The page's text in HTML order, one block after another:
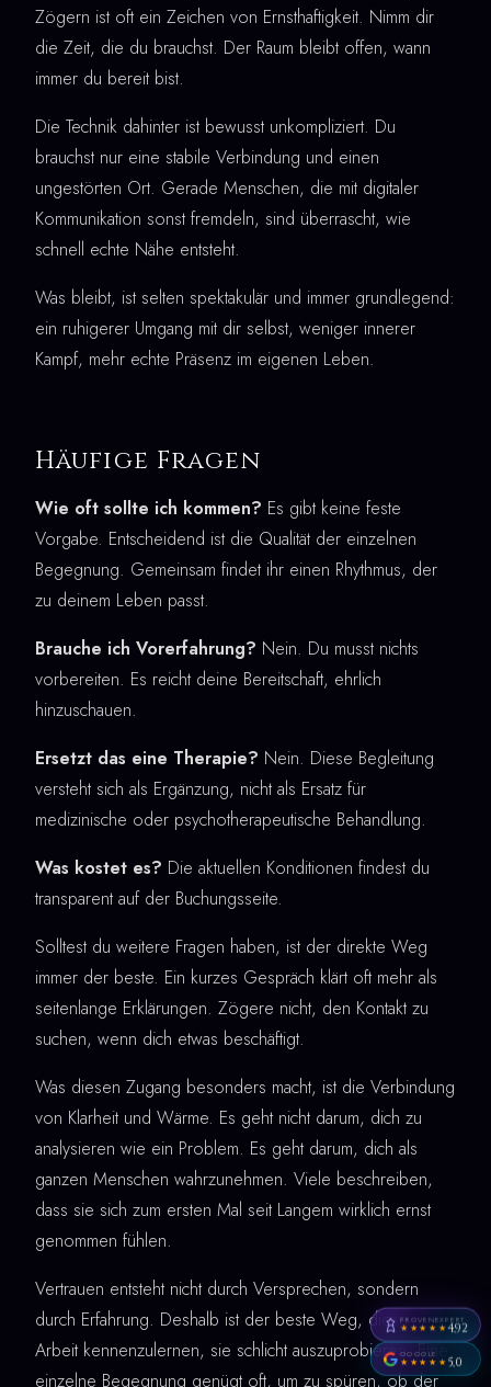
Zögern ist oft ein Zeichen von Ernsthaftigkeit. Nimm dir
die Zeit, die du brauchst. Der Raum bleibt offen, wann
immer du bereit bist.
Die Technik dahinter ist bewusst unkompliziert. Du
brauchst nur eine stabile Verbindung und einen
ungestörten Ort. Gerade Menschen, die mit digitaler
Kommunikation sonst fremdeln, sind überrascht, wie
schnell echte Nähe entsteht.
Was bleibt, ist selten spektakulär und immer grundlegend:
ein ruhigerer Umgang mit dir selbst, weniger innerer
Kampf, mehr echte Präsenz im eigenen Leben.
Häufige Fragen
Wie oft sollte ich kommen? Es gibt keine feste
Vorgabe. Entscheidend ist die Qualität der einzelnen
Begegnung. Gemeinsam findet ihr einen Rhythmus, der
zu deinem Leben passt.
Brauche ich Vorerfahrung? Nein. Du musst nichts
vorbereiten. Es reicht deine Bereitschaft, ehrlich
hinzuschauen.
Ersetzt das eine Therapie? Nein. Diese Begleitung
versteht sich als Ergänzung, nicht als Ersatz für
medizinische oder psychotherapeutische Behandlung.
Was kostet es? Die aktuellen Konditionen findest du
transparent auf der Buchungsseite.
Solltest du weitere Fragen haben, ist der direkte Weg
immer der beste. Ein kurzes Gespräch klärt oft mehr als
seitenlange Erklärungen. Zögere nicht, den Kontakt zu
suchen, wenn dich etwas beschäftigt.
Was diesen Zugang besonders macht, ist die Verbindung
von Klarheit und Wärme. Es geht nicht darum, dich zu
analysieren wie ein Problem. Es geht darum, dich als
ganzen Menschen wahrzunehmen. Viele beschreiben,
dass sie sich zum ersten Mal seit Langem wirklich ernst
genommen fühlen.
Vertrauen entsteht nicht durch Versprechen, sondern
durch Erfahrung. Deshalb ist der beste Weg, diese
Arbeit kennenzulernen, sie schlicht auszuprobieren. Eine
einzelne Begegnung genügt oft, um zu spüren, ob der
PROVENEXPERT
★★★★★4,92
GOOGLE
★★★★★5,0